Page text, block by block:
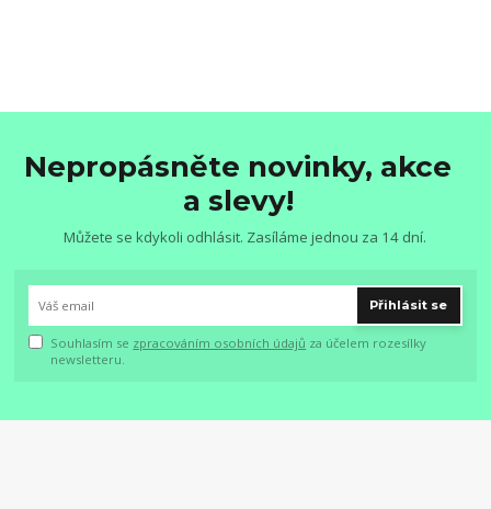
Nepropásněte novinky, akce
a slevy!
Můžete se kdykoli odhlásit. Zasíláme jednou za 14 dní.
Přihlásit se
Souhlasím se zpracováním osobních údajů za účelem rozesílky
newsletteru.